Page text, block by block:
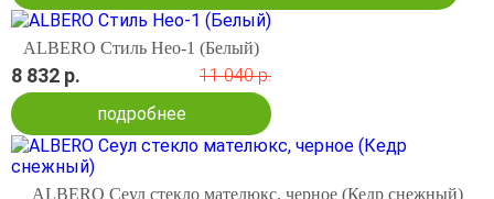
ALBERO Стиль Нео-1 (Белый)
8 832 р.
11 040 р.
подробнее
ALBERO Сеул стекло мателюкс, черное (Кедр снежный)